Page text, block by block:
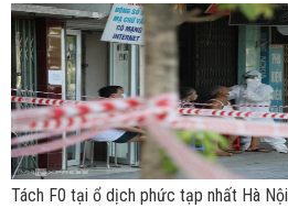
Tách F0 tại ổ dịch phức tạp nhất Hà Nội